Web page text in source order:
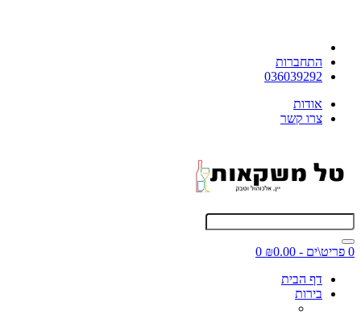
התחברות
036039292
אודות
צרו קשר
0 פריט\ים - ₪0.00
0
דף הבית
בירות